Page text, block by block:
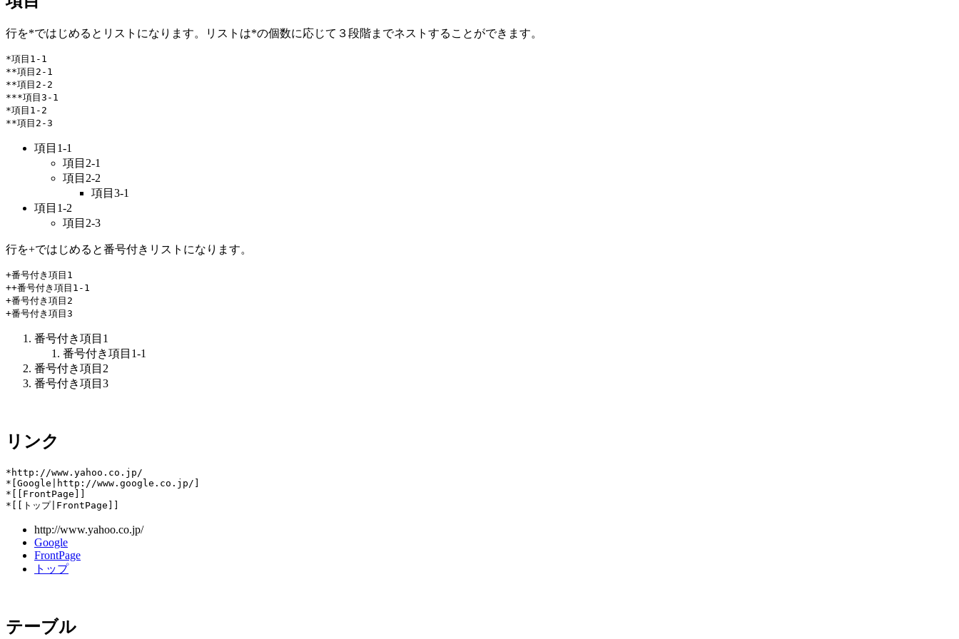
行を*ではじめるとリストになります。リストは*の個数に応じて３段階までネストすることができます。
*項目1-1
**項目2-1
**項目2-2
***項目3-1
*項目1-2
項目1-1
項目2-1
項目2-2
項目3-1
項目1-2
項目2-3
行を+ではじめると番号付きリストになります。
+番号付き項目1
++番号付き項目1-1
+番号付き項目2
番号付き項目1
番号付き項目1-1
番号付き項目2
番号付き項目3
リンク
*http://www.yahoo.co.jp/
*[Google|http://www.google.co.jp/]
*[[FrontPage]]
http://www.yahoo.co.jp/
Google
FrontPage
トップ
テーブル